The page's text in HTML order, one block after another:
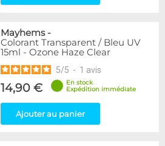
Mayhems-
Colorant Transparent / Bleu UV
15ml - Ozone Haze Clear
5/5 - 1 avis
14,90 €
En stock
Expédition immédiate
Ajouter au panier